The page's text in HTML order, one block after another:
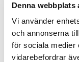
Denna webbplats
Vi använder
och annonserna
för sociala medier
vidarebefordrar
fördelning av
Våra
Vi söker dig som